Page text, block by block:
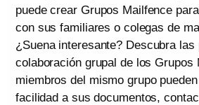
puede crear Grupos Mailfence
con sus familiares o colegas de
¿Suena interesante? Descubra
colaboración grupal de los Grupos
miembros del mismo grupo
facilidad a sus documentos,